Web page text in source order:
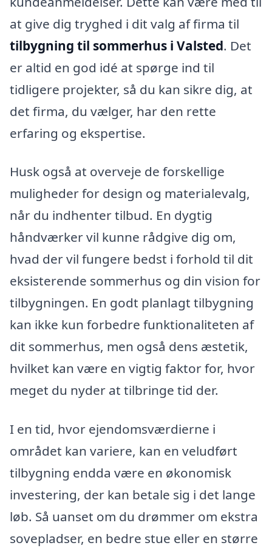
at give dig tryghed i dit valg af firma til
tilbygning til sommerhus i Valsted. Det
er altid en god idé at spørge ind til
tidligere projekter, så du kan sikre dig, at
det firma, du vælger, har den rette
erfaring og ekspertise.
Husk også at overveje de forskellige
muligheder for design og materialevalg,
når du indhenter tilbud. En dygtig
håndværker vil kunne rådgive dig om,
hvad der vil fungere bedst i forhold til dit
eksisterende sommerhus og din vision for
tilbygningen. En godt planlagt tilbygning
kan ikke kun forbedre funktionaliteten af
dit sommerhus, men også dens æstetik,
hvilket kan være en vigtig faktor for, hvor
meget du nyder at tilbringe tid der.
I en tid, hvor ejendomsværdierne i
området kan variere, kan en veludført
tilbygning endda være en økonomisk
investering, der kan betale sig i det lange
løb. Så uanset om du drømmer om ekstra
sovepladser, en bedre stue eller en større